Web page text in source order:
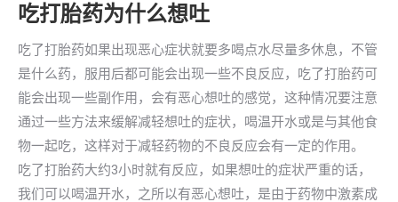
吃打胎药为什么想吐
吃了打胎药如果出现恶心症状就要多喝点水尽量多休息，不管
是什么药，服用后都可能会出现一些不良反应，吃了打胎药可
能会出现一些副作用，会有恶心想吐的感觉，这种情况要注意
通过一些方法来缓解减轻想吐的症状，喝温开水或是与其他食
物一起吃，这样对于减轻药物的不良反应会有一定的作用。
吃了打胎药大约3小时就有反应，如果想吐的症状严重的话，
我们可以喝温开水，之所以有恶心想吐，是由于药物中激素成